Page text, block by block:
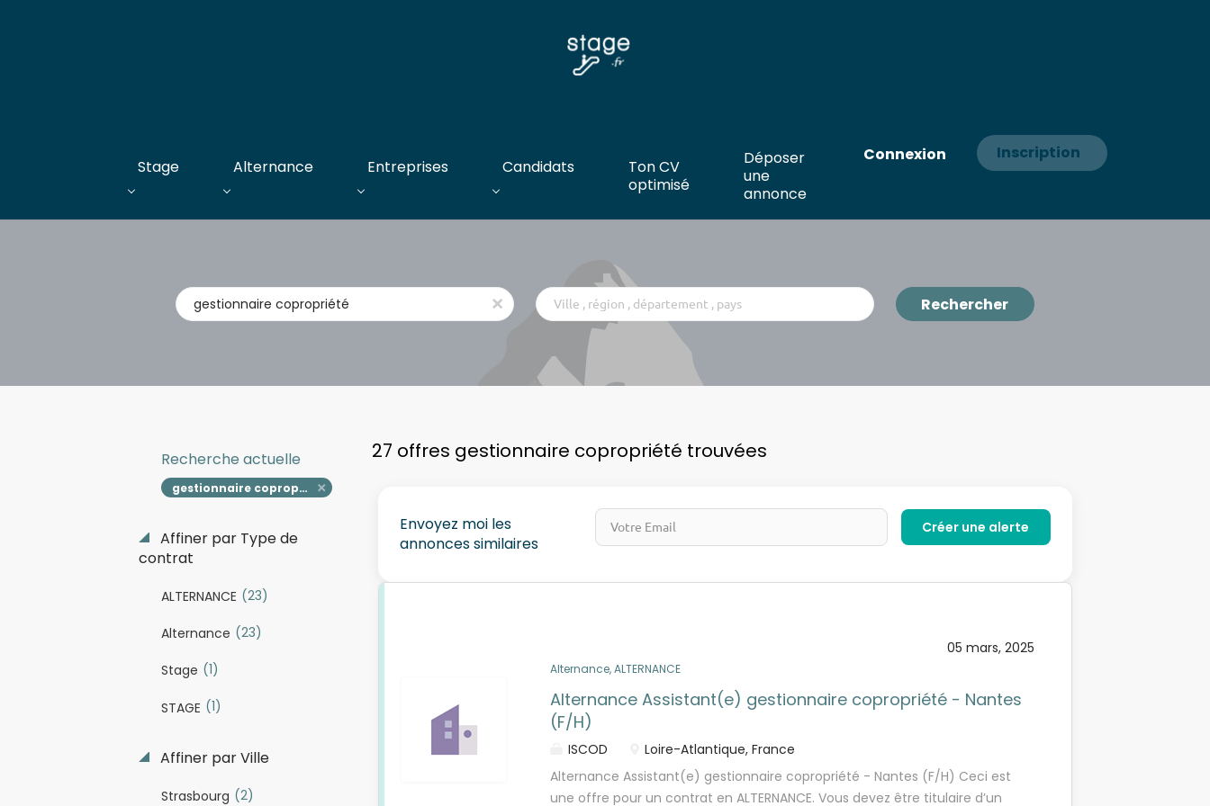
Connexion Inscription
Stage Alternance Entreprises Candidats
Ton CV
optimisé
Déposer
une
annonce
Métier,
entreprise,
x
Ville
,
département
,
Rechercher
Rechercher
27 offres gestionnaire copropriété trouvées
Recherche actuelle
gestionnaire copropriété
Affiner par Type de
contrat
ALTERNANCE (23)
Alternance (23)
Stage (1)
STAGE (1)
Affiner par Ville
Strasbourg (2)
Envoyez moi les
annonces similaires
05 mars, 2025
Alternance, ALTERNANCE
Alternance Assistant(e) gestionnaire copropriété - Nantes
(F/H)
ISCOD
Loire-Atlantique, France
Alternance Assistant(e) gestionnaire copropriété - Nantes (F/H) Ceci est
une offre pour un contrat en ALTERNANCE. Vous devez être titulaire d’un